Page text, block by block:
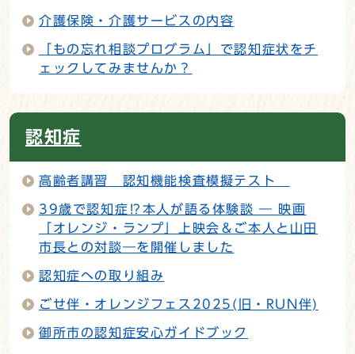
介護保険・介護サービスの内容
「もの忘れ相談プログラム」で認知症状をチ
ェックしてみませんか？
認知症
高齢者講習 認知機能検査模擬テスト
39歳で認知症⁉本人が語る体験談 ― 映画
「オレンジ・ランプ」上映会＆ご本人と山田
市長との対談―を開催しました
認知症への取り組み
ごせ伴・オレンジフェス2025(旧・RUN伴)
御所市の認知症安心ガイドブック